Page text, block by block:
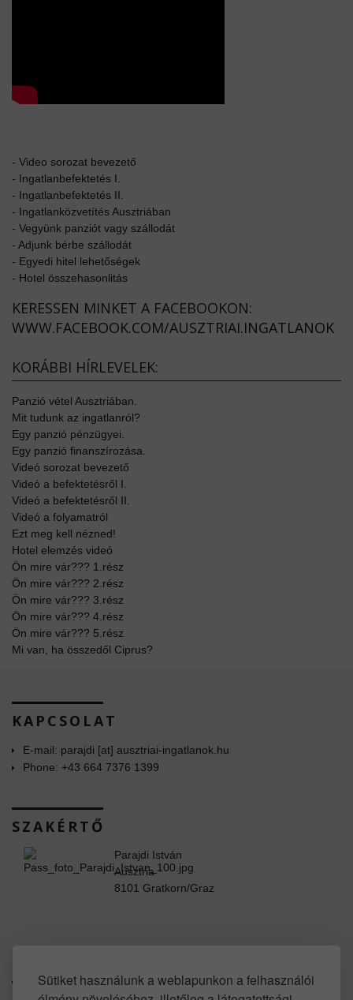
Sütiket használunk a weblapunkon a felhasználói
- Video sorozat bevezető
- Ingatlanbefektetés I.
- Ingatlanbefektetés II.
- Ingatlanközvetítés Ausztriában
- Vegyünk panziót vagy szállodát
- Adjunk bérbe szállodát
- Egyedi hitel lehetőségek
- Hotel összehasonlitás
KERESSEN MINKET A FACEBOOKON:
WWW.FACEBOOK.COM/AUSZTRIAI.INGATLANOK
KORÁBBI HÍRLEVELEK:
Panzió vétel Ausztriában.
Mit tudunk az ingatlanról?
Egy panzió pénzügyei.
Egy panzió finanszírozása.
Videó sorozat bevezető
Videó a befektetésről I.
Videó a befektetésről II.
Videó a folyamatról
Ezt meg kell nézned!
Hotel elemzés videó
Ön mire vár??? 1.rész
Ön mire vár??? 2.rész
Ön mire vár??? 3.rész
Ön mire vár??? 4.rész
Ön mire vár??? 5.rész
Mi van, ha összedől Ciprus?
KAPCSOLAT
E-mail: parajdi [at] ausztriai-ingatlanok.hu
Phone: +43 664 7376 1399
SZAKÉRTŐ
Parajdi István
Ausztria
8101 Gratkorn/Graz